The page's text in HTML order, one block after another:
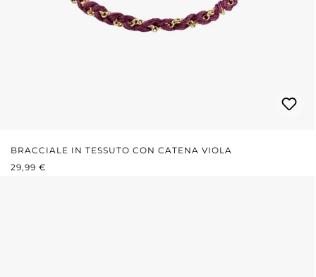
BRACCIALE IN TESSUTO CON CATENA VIOLA
PREZZO NORMALE:
29,99 €